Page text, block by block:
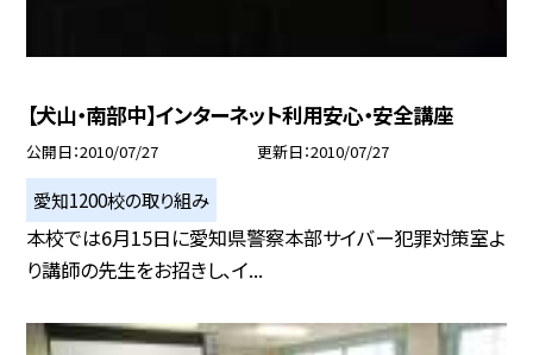
【犬山・南部中】インターネット利用安心・安全講座
公開日 2010/07/27 更新日 2010/07/27
愛知1200校の取り組み
本校では6月15日に愛知県警察本部サイバー犯罪対策室よ
り講師の先生をお招きし、イ...